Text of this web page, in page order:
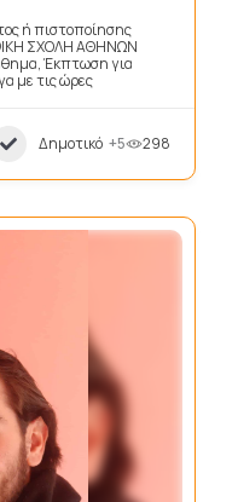
ή πιστοποίησης
ΣΧΟΛΗ ΑΘΗΝΩΝ
Έκπτωση για
με τις ώρες
Δημοτικό +5 298